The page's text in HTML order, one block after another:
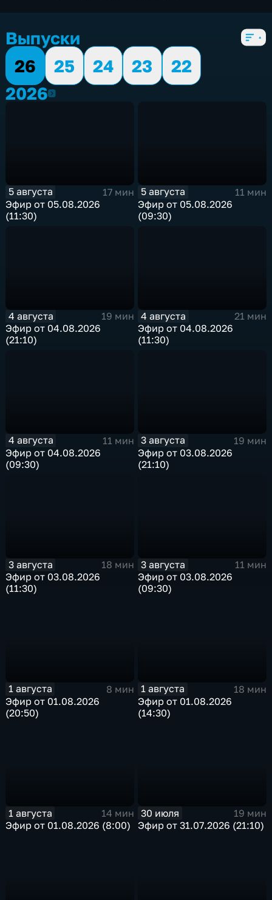
Выпуски
26
25 24 23
22
20262026
5 августа
17 мин
Эфир от 05.08.2026
(11:30)
5 августа
11 мин
Эфир от 05.08.2026
(09:30)
4 августа
19 мин
Эфир от 04.08.2026
(21:10)
4 августа
21 мин
Эфир от 04.08.2026
(11:30)
4 августа
11 мин
Эфир от 04.08.2026
(09:30)
3 августа
19 мин
Эфир от 03.08.2026
(21:10)
3 августа
18 мин
Эфир от 03.08.2026
(11:30)
3 августа
11 мин
Эфир от 03.08.2026
(09:30)
1 августа
8 мин
Эфир от 01.08.2026
(20:50)
1 августа
18 мин
Эфир от 01.08.2026
(14:30)
1 августа
14 мин
Эфир от 01.08.2026 (8:00)
30 июля
19 мин
Эфир от 31.07.2026 (21:10)